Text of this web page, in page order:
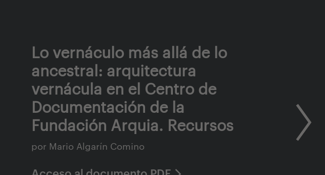
Lo vernáculo más allá de lo
ancestral: arquitectura
vernácula en el Centro de
Documentación de la
Fundación Arquia. Recursos
por Mario Algarín Comino